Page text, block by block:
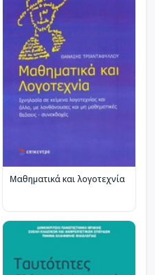
Μαθηματικά και λογοτεχνία